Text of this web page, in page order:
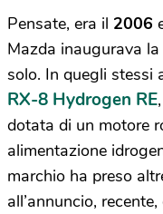
Pensate, era il 2006
Mazda inaugurava
solo. In quegli stessi
RX-8 Hydrogen RE
dotata di un motore
alimentazione
marchio ha preso
all’annuncio,